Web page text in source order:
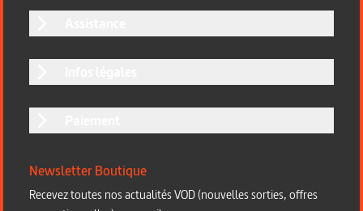
Newsletter Boutique
Recevez toutes nos actualités VOD (nouvelles sorties, offres